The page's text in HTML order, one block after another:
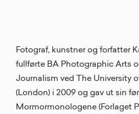
Fotograf, kunstner og forfatter
fullførte BA Photographic Arts
Journalism ved The University
(London) i 2009 og gav ut sin
Mormormonologene (Forlaget